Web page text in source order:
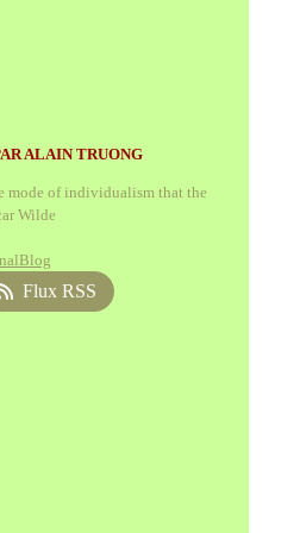
ALAIN TRUONG
mode of individualism that the
Wilde
Flux RSS